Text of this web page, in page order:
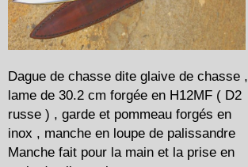
Dague de chasse dite glaive de chasse ,
lame de 30.2 cm forgée en H12MF ( D2
russe ) , garde et pommeau forgés en
inox , manche en loupe de palissandre
Manche fait pour la main et la prise en